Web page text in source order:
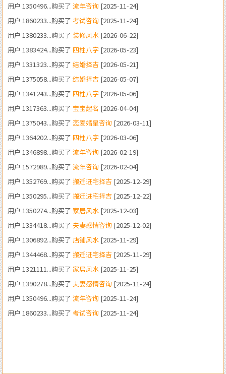
用户 1380233...购买了 装修风水 [2026-06-22]
用户 1383424...购买了 四柱八字 [2026-05-23]
用户 1331323...购买了 结婚择吉 [2026-05-21]
用户 1375058...购买了 结婚择吉 [2026-05-07]
用户 1341243...购买了 四柱八字 [2026-05-06]
用户 1317363...购买了 宝宝起名 [2026-04-04]
用户 1375043...购买了 恋爱婚星咨询[2026-03-11]
用户 1364202...购买了 四柱八字 [2026-03-06]
用户 1346898...购买了 流年咨询[2026-02-19]
用户 1572989...购买了 流年咨询 [2026-02-04]
用户 1352769...购买了 搬迁进宅择吉[2025-12-29]
用户 1350295...购买了 搬迁进宅择吉[2025-12-22]
用户 1350274...购买了 家居风水[2025-12-03]
用户 1334418...购买了 夫妻感情咨询 [2025-12-02]
用户 1306892...购买了 店铺风水 [2025-11-29]
用户 1344468...购买了 搬迁进宅择吉 [2025-11-29]
用户 1321111...购买了 家居风水 [2025-11-25]
用户 1390278...购买了 夫妻感情咨询 [2025-11-24]
用户 1350496...购买了 流年咨询 [2025-11-24]
用户 1860233...购买了 考试咨询[2025-11-24]